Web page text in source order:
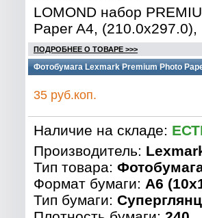
LOMOND набор
Paper A4, (210.0x297.0),
ПОДРОБНЕЕ О ТОВАРЕ >>>
Фотобумага Lexmark Premium Photo
35 руб.коп.
Наличие на складе:
Производитель:
Тип товара:
Формат бумаги: A6
Тип бумаги: